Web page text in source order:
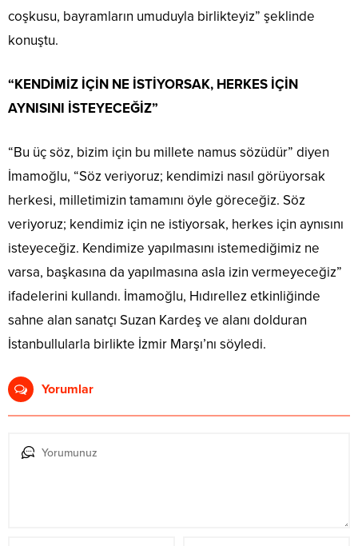
coşkusu, bayramların umuduyla birlikteyiz” şeklinde
konuştu.
“KENDİMİZ İÇİN NE İSTİYORSAK, HERKES İÇİN
AYNISINI İSTEYECEĞİZ”
“Bu üç söz, bizim için bu millete namus sözüdür” diyen
İmamoğlu, “Söz veriyoruz; kendimizi nasıl görüyorsak
herkesi, milletimizin tamamını öyle göreceğiz. Söz
veriyoruz; kendimiz için ne istiyorsak, herkes için aynısını
isteyeceğiz. Kendimize yapılmasını istemediğimiz ne
varsa, başkasına da yapılmasına asla izin vermeyeceğiz”
ifadelerini kullandı. İmamoğlu, Hıdırellez etkinliğinde
sahne alan sanatçı Suzan Kardeş ve alanı dolduran
İstanbullularla birlikte İzmir Marşı’nı söyledi.
Yorumlar